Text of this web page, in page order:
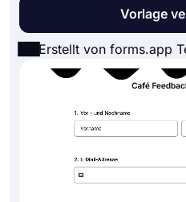
Vorlage
Erstellt von forms.app